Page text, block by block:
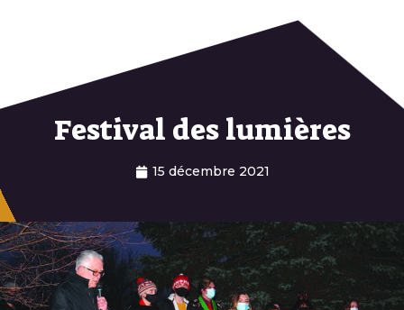
Festival des lumières
15 décembre 2021